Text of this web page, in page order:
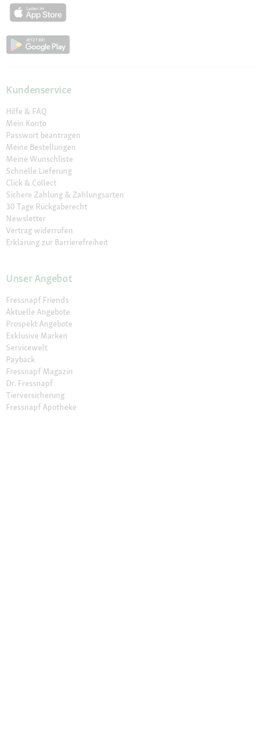
Kundenservice
Hilfe & FAQ
Mein Konto
Passwort beantragen
Meine Bestellungen
Meine Wunschliste
Schnelle Lieferung
Click & Collect
Sichere Zahlung & Zahlungsarten
30 Tage Rückgaberecht
Newsletter
Vertrag widerrufen
Erklärung zur Barrierefreiheit
Unser Angebot
Fressnapf Friends
Aktuelle Angebote
Prospekt Angebote
Exklusive Marken
Servicewelt
Payback
Fressnapf Magazin
Dr. Fressnapf
Tierversicherung
Fressnapf Apotheke